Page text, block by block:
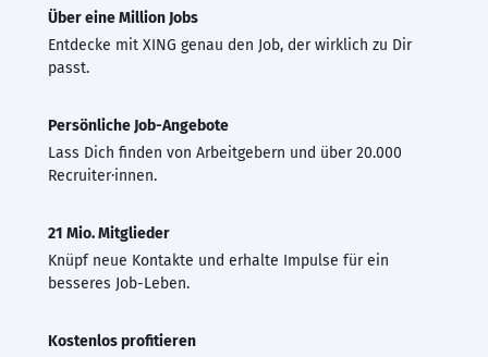
Über eine Million Jobs
Entdecke mit XING genau den Job, der wirklich zu Dir
passt.
Persönliche Job-Angebote
Lass Dich finden von Arbeitgebern und über 20.000
Recruiter·innen.
21 Mio. Mitglieder
Knüpf neue Kontakte und erhalte Impulse für ein
besseres Job-Leben.
Kostenlos profitieren